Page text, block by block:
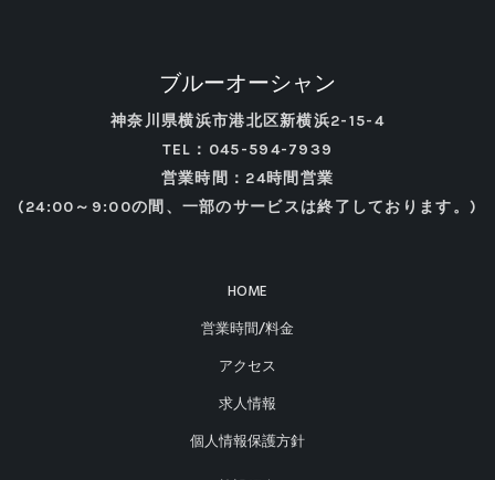
ブルーオーシャン
神奈川県横浜市港北区新横浜2-15-4
TEL：045-594-7939
営業時間：24時間営業
(24:00～9:00の間、一部のサービスは終了しております。)
HOME
営業時間/料金
アクセス
求人情報
個人情報保護方針